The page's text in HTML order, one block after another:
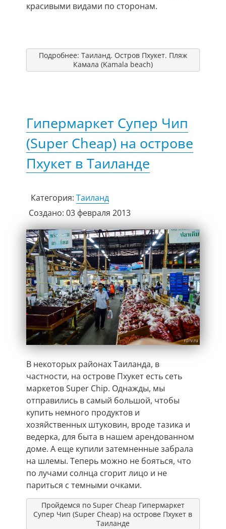
красивыми видами по сторонам.
Подробнее: Таиланд. Остров Пхукет. Пляж
Камала (Kamala beach)
Гипермаркет Супер Чип
(Super Cheap) на острове
Пхукет в Таиланде
Категория: Таиланд
Создано: 03 февраля 2013
В некоторых районах Таиланда, в
частности, на острове Пхукет есть сеть
маркетов Super Chip. Однажды, мы
отправились в самый большой, чтобы
купить немного продуктов и
хозяйственных штуковин, вроде тазика и
ведерка, для быта в нашем арендованном
доме. А еще купили затемненные забрала
на шлемы. Теперь можно не бояться, что
по лучами солнца сгорит лицо и не
париться с темными очками.
Пройдемся по Super Cheap Гипермаркет
Супер Чип (Super Cheap) на острове Пхукет в
Таиланде